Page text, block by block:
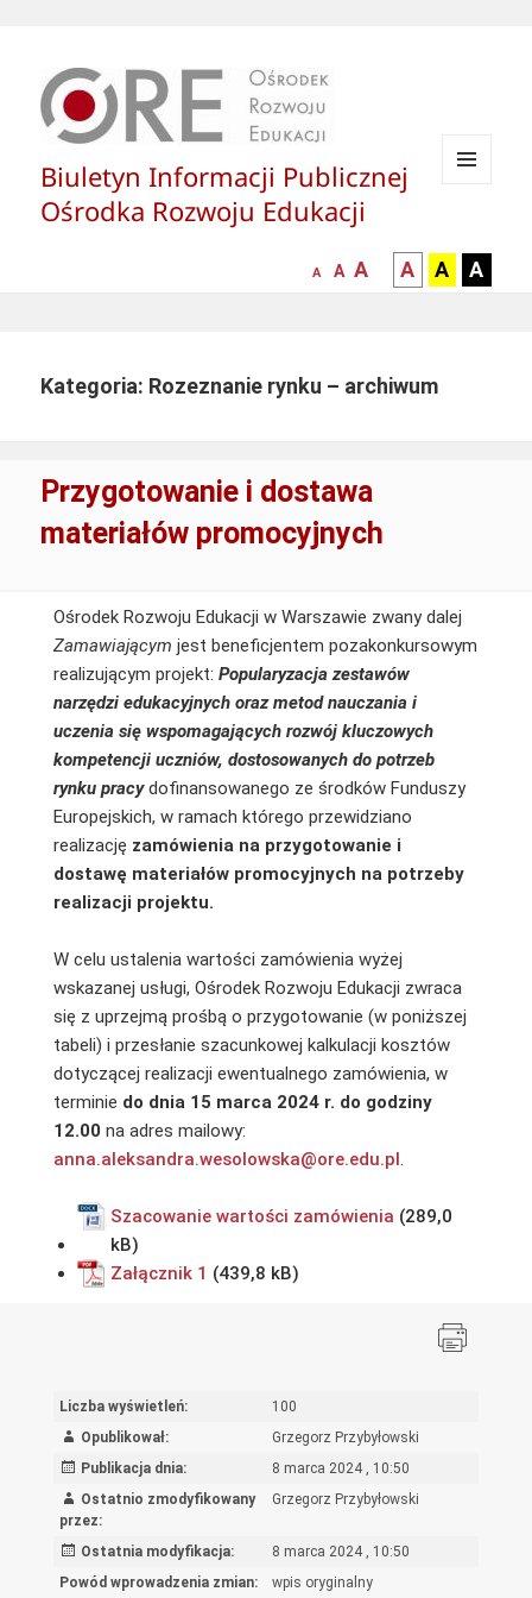
Biuletyn Informacji Publicznej
Ośrodka Rozwoju Edukacji
mniejsza
A
normalna
A
większa-
czcionka
A
kontrast
czarny
tle
A
kontrast
czarny
tle
A
żółty
A
Kategoria: Rozeznanie rynku – archiwum
Przygotowanie i dostawa
materiałów promocyjnych
Ośrodek Rozwoju Edukacji w Warszawie zwany dalej
Zamawiającym jest beneficjentem pozakonkursowym
realizującym projekt: Popularyzacja zestawów
narzędzi edukacyjnych oraz metod nauczania i
uczenia się wspomagających rozwój kluczowych
kompetencji uczniów, dostosowanych do potrzeb
rynku pracydofinansowanego ze środków Funduszy
Europejskich, w ramach którego przewidziano
realizację zamówienia na przygotowanie i
dostawę materiałów promocyjnych na potrzeby
realizacji projektu.
W celu ustalenia wartości zamówienia wyżej
wskazanej usługi, Ośrodek Rozwoju Edukacji zwraca
się z uprzejmą prośbą o przygotowanie (w poniższej
tabeli) i przesłanie szacunkowej kalkulacji kosztów
dotyczącej realizacji ewentualnego zamówienia, w
terminie do dnia 15 marca 2024 r. do godziny
12.00 na adres mailowy:
anna.aleksandra.wesolowska@ore.edu.pl.
Szacowanie wartości zamówienia
Załącznik 1
Liczba wyświetleń:
100
Opublikował:
Grzegorz Przybyłowski
Publikacja dnia:
8 marca 2024 , 10:50
Ostatnio zmodyfikowany
przez:
Grzegorz Przybyłowski
Ostatnia modyfikacja:
8 marca 2024 , 10:50
Powód wprowadzenia zmian:
wpis oryginalny